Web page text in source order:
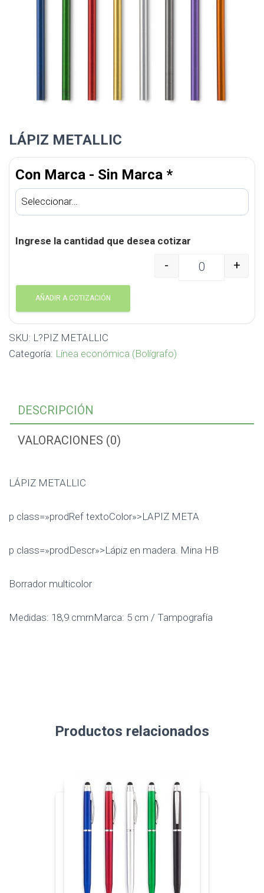
LÁPIZ METALLIC
Con Marca - Sin Marca *
Ingrese la cantidad que desea cotizar
LÁPIZ METALLIC
- +
AÑADIR A COTIZACIÓN
SKU: L?PIZ METALLIC
Categoría: Línea económica (Bolígrafo)
DESCRIPCIÓN
VALORACIONES (0)
LÁPIZ METALLIC
p class=»prodRef textoColor»>LAPIZ META
p class=»prodDescr»>Lápiz en madera. Mina HB
Borrador multicolor
Medidas: 18,9 cmrnMarca: 5 cm / Tampografía
Productos relacionados